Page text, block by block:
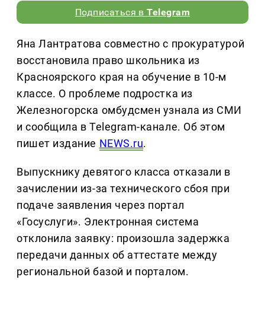
Подписаться вTelegram
Яна Лантратова совместно с прокуратурой
восстановила право школьника из
Красноярского края на обучение в 10-м
классе. О проблеме подростка из
Железногорска омбудсмен узнала из СМИ
и сообщила в Telegram-канале. Об этом
пишет издание NEWS.ru.
Выпускнику девятого класса отказали в
зачислении из-за технического сбоя при
подаче заявления через портал
«Госуслуги». Электронная система
отклонила заявку: произошла задержка
передачи данных об аттестате между
региональной базой и порталом.